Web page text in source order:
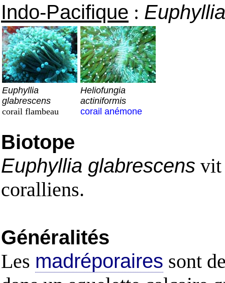
Indo-Pacifique :
Euphyllia
glabrescens
corail flambeau
Heliofungia
actiniformis
corail anémone
Biotope
Euphyllia glabrescens vit
coralliens.
Généralités
Les madréporaires sont